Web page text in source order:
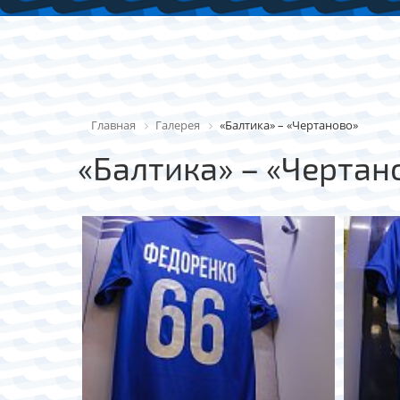
Главная Галерея «Балтика» – «Чертаново»
«Балтика» –